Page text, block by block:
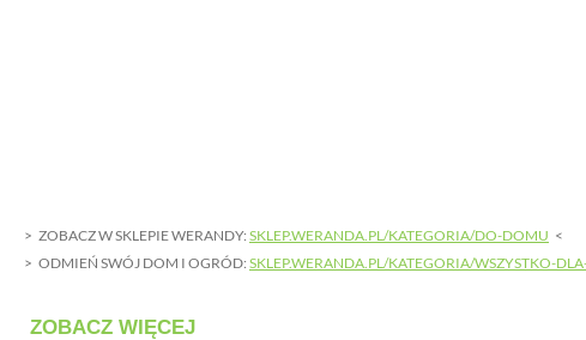
ZOBACZ W SKLEPIE WERANDY: SKLEP.WERANDA.PL/KATEGORIA/DO-DOMU
ODMIEŃ SWÓJ DOM I OGRÓD: SKLEP.WERANDA.PL/KATEGORIA/WSZYSTKO-